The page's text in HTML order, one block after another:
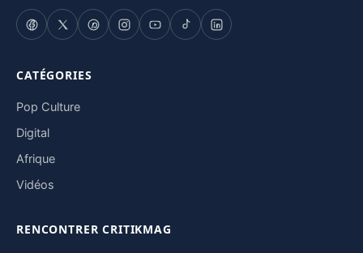
CATÉGORIES
Pop Culture
Digital
Afrique
Vidéos
RENCONTRER CRITIKMAG